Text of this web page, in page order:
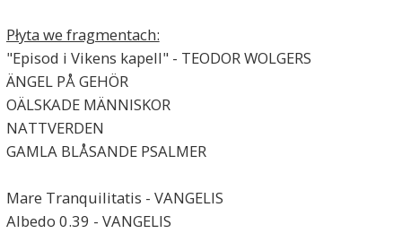
Płyta we fragmentach:
"Episod i Vikens kapell" - TEODOR WOLGERS
ÄNGEL PÅ GEHÖR
OÄLSKADE MÄNNISKOR
NATTVERDEN
GAMLA BLÅSANDE PSALMER
Mare Tranquilitatis - VANGELIS
Albedo 0.39 - VANGELIS